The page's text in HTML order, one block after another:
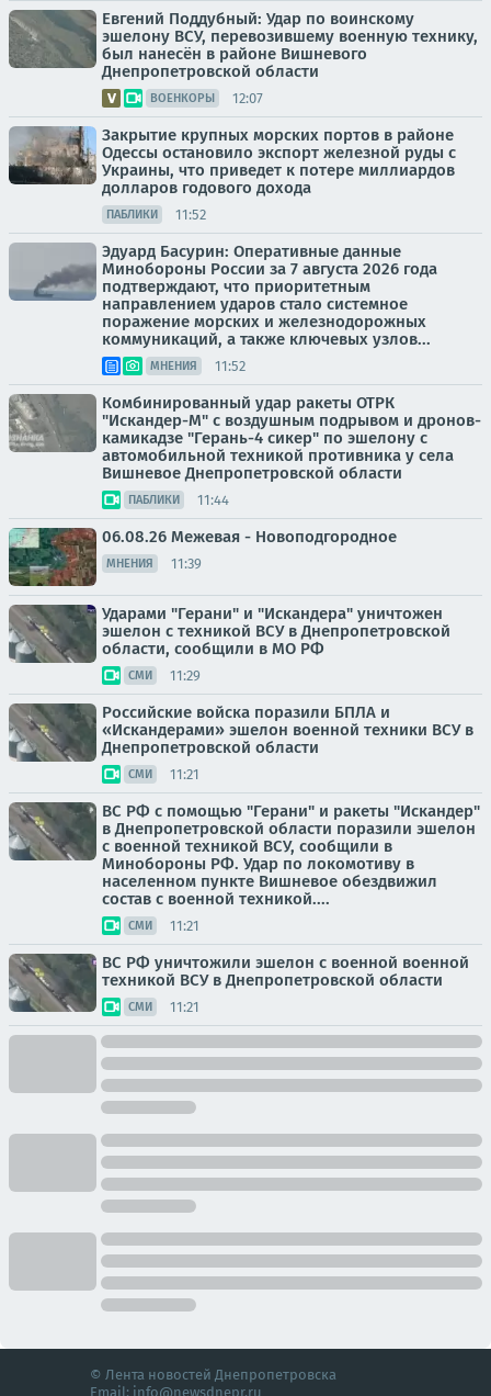
Евгений Поддубный: Удар по воинскому
эшелону ВСУ, перевозившему военную технику,
был нанесён в районе Вишневого
Днепропетровской области
ВОЕНКОРЫ 12:07
Закрытие крупных морских портов в районе
Одессы остановило экспорт железной руды с
Украины, что приведет к потере миллиардов
долларов годового дохода
ПАБЛИКИ 11:52
Эдуард Басурин: Оперативные данные
Минобороны России за 7 августа 2026 года
подтверждают, что приоритетным
направлением ударов стало системное
поражение морских и железнодорожных
коммуникаций, а также ключевых узлов...
МНЕНИЯ 11:52
Комбинированный удар ракеты ОТРК
"Искандер-М" с воздушным подрывом и дронов-
камикадзе "Герань-4 сикер" по эшелону с
автомобильной техникой противника у села
Вишневое Днепропетровской области
ПАБЛИКИ 11:44
06.08.26 Межевая - Новоподгородное
МНЕНИЯ 11:39
Ударами "Герани" и "Искандера" уничтожен
эшелон с техникой ВСУ в Днепропетровской
области, сообщили в МО РФ
СМИ 11:29
Российские войска поразили БПЛА и
«Искандерами» эшелон военной техники ВСУ в
Днепропетровской области
СМИ 11:21
ВС РФ с помощью "Герани" и ракеты "Искандер"
в Днепропетровской области поразили эшелон
с военной техникой ВСУ, сообщили в
Минобороны РФ. Удар по локомотиву в
населенном пункте Вишневое обездвижил
состав с военной техникой....
СМИ 11:21
ВС РФ уничтожили эшелон с военной военной
техникой ВСУ в Днепропетровской области
СМИ 11:21
© Лента новостей Днепропетровска
Email: info@newsdnepr.ru